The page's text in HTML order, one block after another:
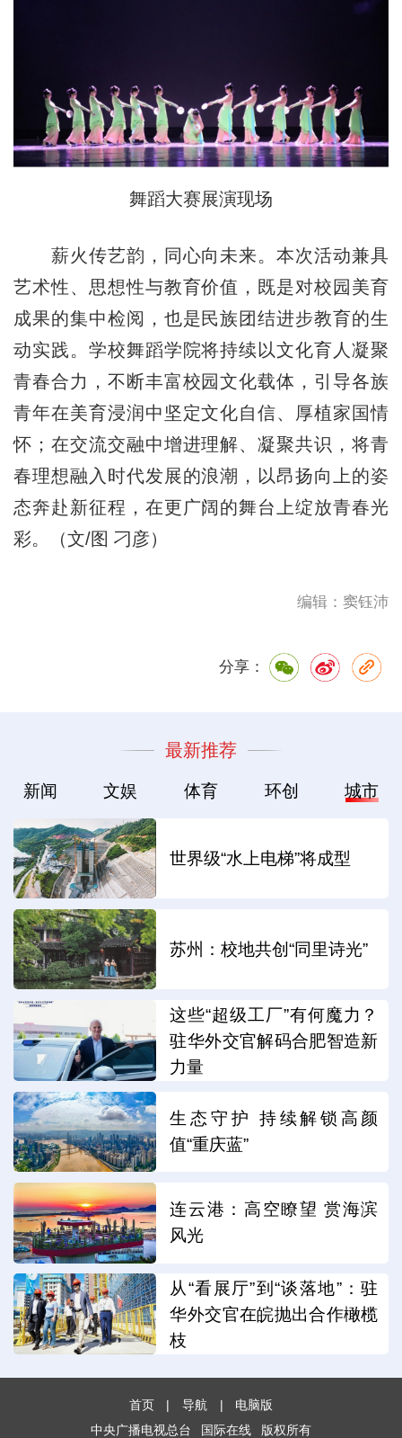
舞蹈大赛展演现场
薪火传艺韵，同心向未来。本次活动兼具
艺术性、思想性与教育价值，既是对校园美育
成果的集中检阅，也是民族团结进步教育的生
动实践。学校舞蹈学院将持续以文化育人凝聚
青春合力，不断丰富校园文化载体，引导各族
青年在美育浸润中坚定文化自信、厚植家国情
怀；在交流交融中增进理解、凝聚共识，将青
春理想融入时代发展的浪潮，以昂扬向上的姿
态奔赴新征程，在更广阔的舞台上绽放青春光
彩。（文/图 刁彦）
编辑：窦钰沛
分享：
最新推荐
新闻 文娱 体育 环创 城市
世界级“水上电梯”将成型
苏州：校地共创“同里诗光”
这些“超级工厂”有何魔力？
驻华外交官解码合肥智造新
力量
生态守护 持续解锁高颜
值“重庆蓝”
连云港：高空瞭望 赏海滨
风光
从“看展厅”到“谈落地”：驻
华外交官在皖抛出合作橄榄
枝
首页 | 导航 |
电脑版
中央广播电视总台
国际在线 版权所有